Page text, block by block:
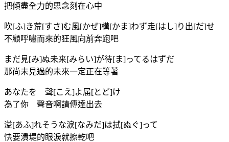
把傾盡全力的思念刻在心中
吹[ふ]き荒[すさ]む風[かぜ]構[かま]わず走[はし]り出[だ]せ
不顧呼嘯而來的狂風向前奔跑吧
まだ見[み]ぬ未来[みらい]が待[ま]ってるはずだ
那尚未見過的未來一定正在等著
あなたを 聲[こえ]よ届[とど]け
為了你 聲音啊請傳達出去
溢[あふ]れそうな涙[なみだ]は拭[ぬぐ]って
快要潰堤的眼淚就擦乾吧